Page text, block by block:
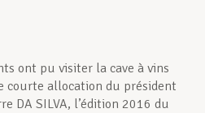
ont pu visiter la cave à vins
courte allocation du président
DA SILVA, l’édition 2016 du